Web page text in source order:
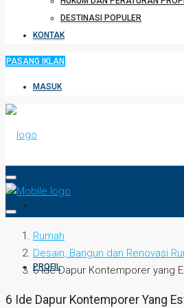
DESTINASI POPULER
KONTAK
PASANG IKLAN
MASUK
PROFIL
Rumah
Desain, Bangun dan Renovasi
6 Ide Dapur Kontemporer yang
6 Ide Dapur Kontemporer Yang